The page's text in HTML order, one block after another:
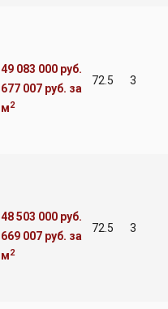
49 083 000 руб.
677 007 руб. за
м2
72.5 3
48 503 000 руб.
669 007 руб. за
м2
72.5 3